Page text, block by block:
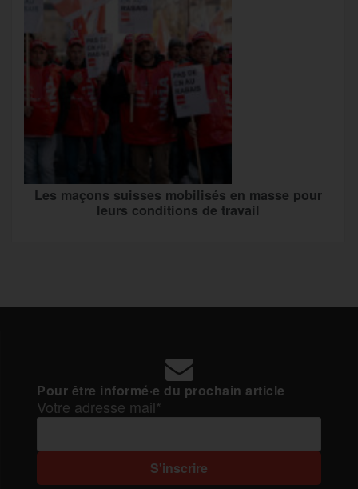
Les maçons suisses mobilisés en masse pour
leurs conditions de travail
Pour être informé·e du prochain article
Votre adresse mail*